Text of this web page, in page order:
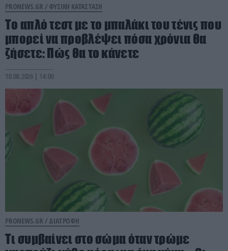
PRONEWS.GR / ΦΥΣΙΚΗ ΚΑΤΑΣΤΑΣΗ
Το απλό τεστ με το μπαλάκι του τένις που
μπορεί να προβλέψει πόσα χρόνια θα
ζήσετε: Πώς θα το κάνετε
10.08.2026 | 14:00
PRONEWS.GR / ΔΙΑΤΡΟΦΗ
Τι συμβαίνει στο σώμα όταν τρώμε